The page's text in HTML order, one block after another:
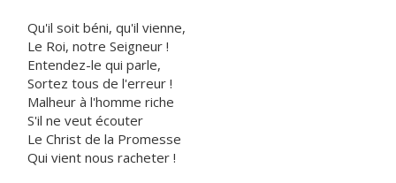
Qu'il soit béni, qu'il vienne,
Le Roi, notre Seigneur !
Entendez-le qui parle,
Sortez tous de l'erreur !
Malheur à l'homme riche
S'il ne veut écouter
Le Christ de la Promesse
Qui vient nous racheter !